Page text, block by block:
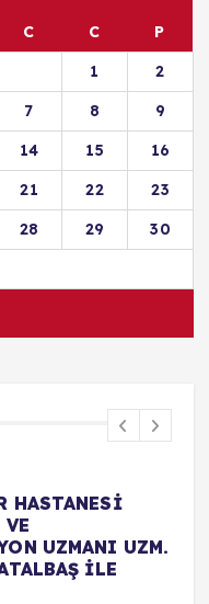
C C
P
1
2
7 8
9
14 15
16
21 22
23
28 29
30
HASTANESİ
UZMANI UZM.
İLE